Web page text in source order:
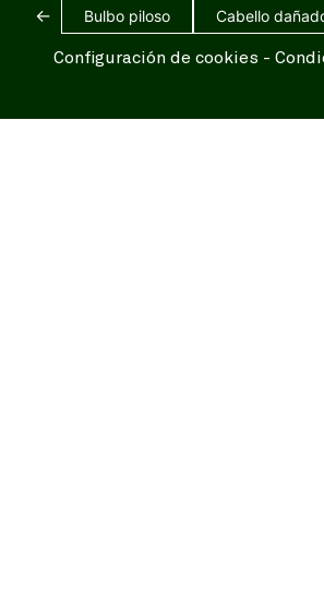
← Bulbo piloso Cabello
Configuración de cookies -